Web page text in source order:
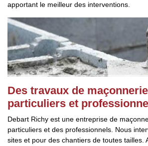
apportant le meilleur des interventions.
Des travaux de
particuliers et
Debart Richy est une entreprise de
particuliers et des professionnels. Nous
sites et pour des chantiers de toutes tailles.